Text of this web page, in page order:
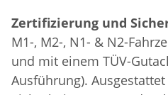
Zertifizierung und
M1-, M2-, N1- & N2-
und mit einem TÜV-
Ausführung).